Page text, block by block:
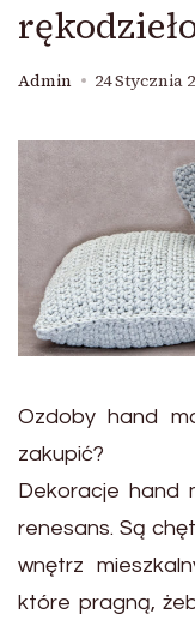
Admin 24 Stycznia
Ozdoby hand
zakupić?
Dekoracje hand
renesans. Są
wnętrz
które pragną,